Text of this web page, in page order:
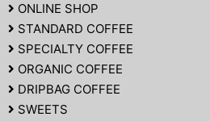
ONLINE SHOP
STANDARD COFFEE
SPECIALTY COFFEE
ORGANIC COFFEE
DRIPBAG COFFEE
SWEETS